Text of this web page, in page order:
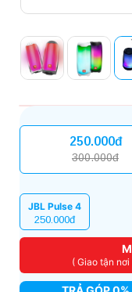
250.000đ
300.000đ
JBL Pulse 4
250.000đ
( Giao tận